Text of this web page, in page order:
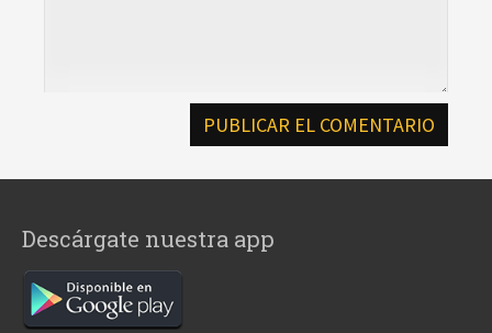
Descárgate nuestra app